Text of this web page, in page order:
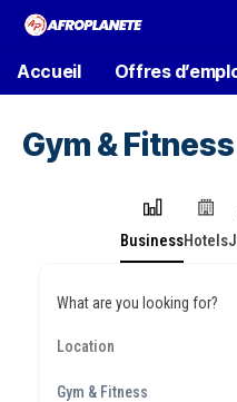
Accueil Offres
Gym & Fitness
BusinessHotels
What are you looking for?
Gym & Fitness